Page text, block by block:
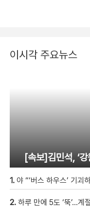
이시각 주요뉴스
[속보]김민석, ‘강
1. 야 “‘버스 하우스’ 기
2. 하루 만에 5도 ‘뚝’…계